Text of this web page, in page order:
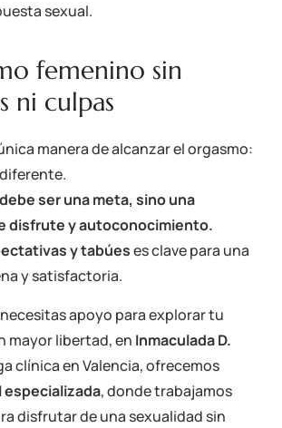
sexual.
femenino sin
ni culpas
manera de alcanzar el orgasmo:
ser una meta, sino una
disfrute y autoconocimiento.
y tabúeses clave para una
y satisfactoria.
apoyo para explorar tu
mayor libertad, en Inmaculada D.
clínica en Valencia, ofrecemos
, donde trabajamos
disfrutar de una sexualidad sin